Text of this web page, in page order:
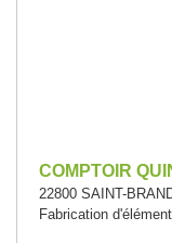
COMPTOIR
22800 SAINT-
Fabrication